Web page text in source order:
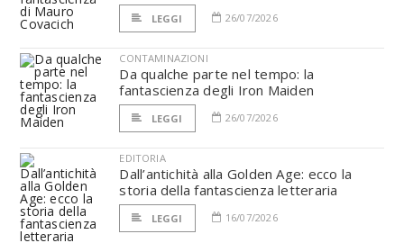
LEGGI 26/07/2026
CONTAMINAZIONI
Da qualche parte nel tempo: la
fantascienza degli Iron Maiden
LEGGI 26/07/2026
EDITORIA
Dall’antichità alla Golden Age: ecco la
storia della fantascienza letteraria
LEGGI 16/07/2026